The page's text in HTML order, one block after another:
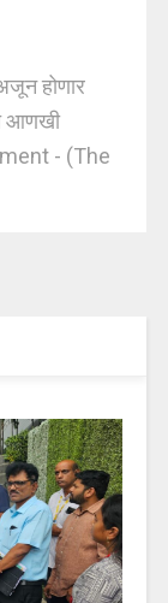
होणार
आणखी
- (The